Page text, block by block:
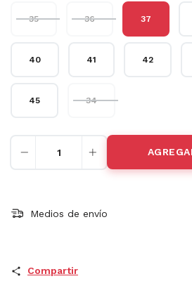
35 36 37
40 41 42
45 34
Medios de envío
Compartir